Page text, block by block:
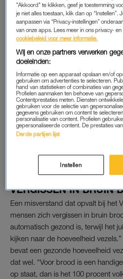
hüttenkäse en zuivelspreads.”
en pindakaas met 100 procent
FRUIT EN GROENTEN
“Een leuke en gezonde manier om
ontbijt, is geprakte banaan of
schijfjes komkommer, als kinderen
deze manier krijgen kinderen ook
portie fruit en groenten binnen.
lekker én
VERGISSEN IN BRUIN
Een misverstand dat opvalt bij het
mensen zich vergissen in bruin
automatisch gezond is, terwijl het
kijken naar de hoeveelheid
bevat een gezonde hoeveelheid
dat wel. “Voor brood is een
op staat, dan is het 100 procent
"Akkoord" te klikken, geef je toestemming
je niet alles toestaan, klik dan op “Instellen”.
aanpassen via “Privacy-instellingen”
van onze apps. Lees meer in ons privacy-
cookiebeleid voor meer informatie.
Wij en onze partners verwerken
doeleinden:
Informatie op een apparaat opslaan en/of
gebruiken om advertenties te selecteren.
hand van statistieken of combinaties van
Profielen aanmaken ten behoeve van
Contentprestaties meten. Diensten
gebruiken voor de selectie van
gegevens gebruiken om content te
personalisatie van content. Profielen
gepersonaliseerde content. De prestaties
Derde partijen lijst
Instellen